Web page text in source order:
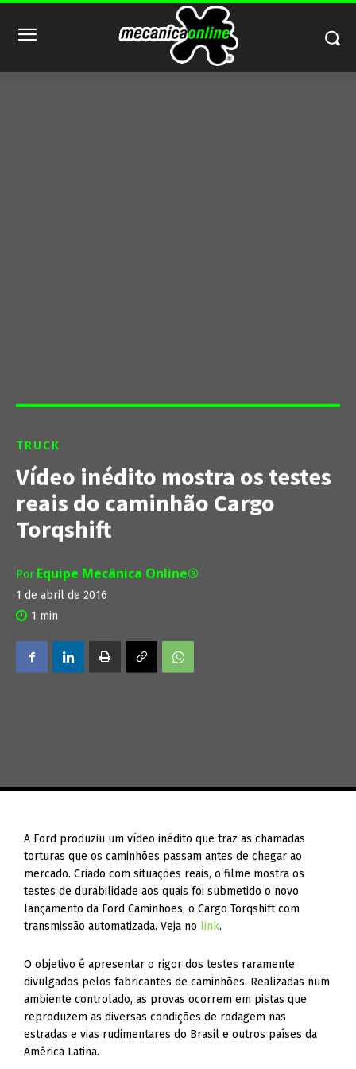
TRUCK
Vídeo inédito mostra os testes
reais do caminhão Cargo
Torqshift
Por Equipe Mecânica Online®
1 de abril de 2016
1 min
A Ford produziu um vídeo inédito que traz as chamadas
torturas que os caminhões passam antes de chegar ao
mercado. Criado com situações reais, o filme mostra os
testes de durabilidade aos quais foi submetido o novo
lançamento da Ford Caminhões, o Cargo Torqshift com
transmissão automatizada. Veja no link.
O objetivo é apresentar o rigor dos testes raramente
divulgados pelos fabricantes de caminhões. Realizadas num
ambiente controlado, as provas ocorrem em pistas que
reproduzem as diversas condições de rodagem nas
estradas e vias rudimentares do Brasil e outros países da
América Latina.